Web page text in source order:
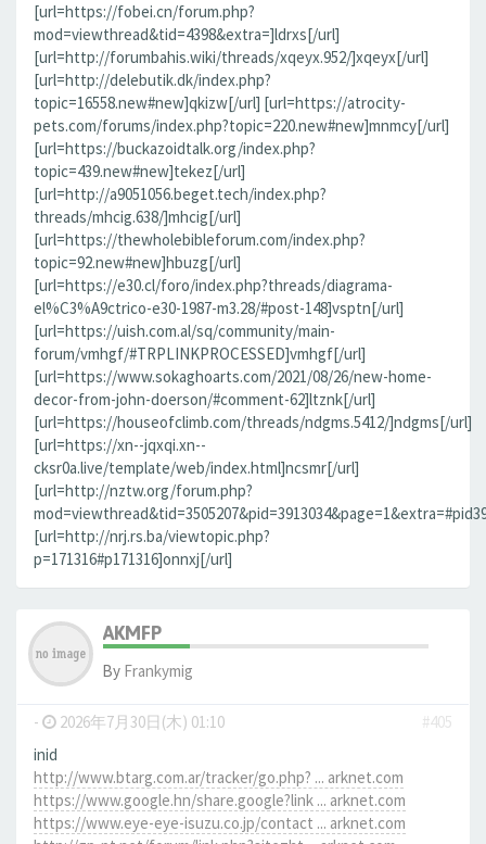
[url=https://fobei.cn/forum.php?
mod=viewthread&tid=4398&extra=]ldrxs[/url]
[url=http://forumbahis.wiki/threads/xqeyx.952/]xqeyx[/url]
[url=http://delebutik.dk/index.php?
topic=16558.new#new]qkizw[/url] [url=https://atrocity-
pets.com/forums/index.php?topic=220.new#new]mnmcy[/url]
[url=https://buckazoidtalk.org/index.php?
topic=439.new#new]tekez[/url]
[url=http://a9051056.beget.tech/index.php?
threads/mhcig.638/]mhcig[/url]
[url=https://thewholebibleforum.com/index.php?
topic=92.new#new]hbuzg[/url]
[url=https://e30.cl/foro/index.php?threads/diagrama-
el%C3%A9ctrico-e30-1987-m3.28/#post-148]vsptn[/url]
[url=https://uish.com.al/sq/community/main-
forum/vmhgf/#TRPLINKPROCESSED]vmhgf[/url]
[url=https://www.sokaghoarts.com/2021/08/26/new-home-
decor-from-john-doerson/#comment-62]ltznk[/url]
[url=https://houseofclimb.com/threads/ndgms.5412/]ndgms[/url]
[url=https://xn--jqxqi.xn--
cksr0a.live/template/web/index.html]ncsmr[/url]
[url=http://nztw.org/forum.php?
[url=http://nrj.rs.ba/viewtopic.php?
p=171316#p171316]onnxj[/url]
AKMFP
By Frankymig
- 2026年7月30日(木) 01:10
#405
inid
http://www.btarg.com.ar/tracker/go.php? ... arknet.com
https://www.google.hn/share.google?link ... arknet.com
https://www.eye-eye-isuzu.co.jp/contact ... arknet.com